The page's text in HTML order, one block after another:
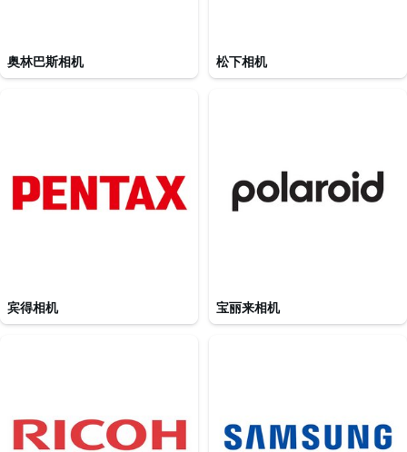
奥林巴斯相机 松下相机
宾得相机 宝丽来相机